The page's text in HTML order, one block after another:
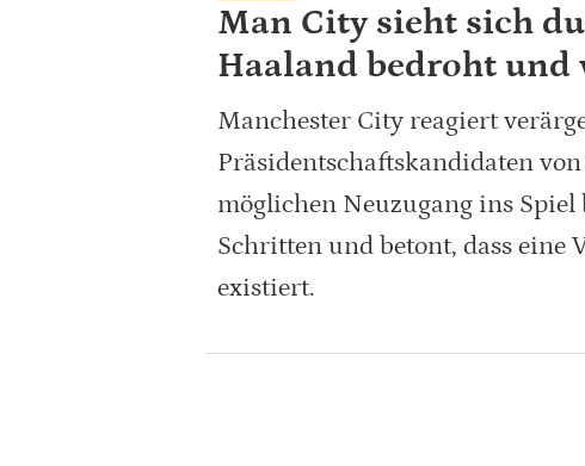
Man City sieht sich
Haaland bedroht und
Manchester City reagiert
Präsidentschaftskandidaten
möglichen Neuzugang ins
Schritten und betont, dass eine
existiert.